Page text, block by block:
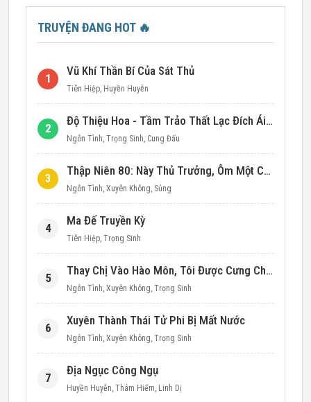
TRUYỆN ĐANG HOT 🔥
1
Vũ Khí Thần Bí Của Sát Thủ
Tiên Hiệp, Huyền Huyễn
2
Độ Thiệu Hoa - Tầm Trảo Thất Lạc Đích Ái Tình
Ngôn Tình, Trọng Sinh, Cung Đấu
3
Thập Niên 80: Này Thủ Trưởng, Ôm Một Cái Đi!
Ngôn Tình, Xuyên Không, Sủng
4
Ma Đế Truyền Kỳ
Tiên Hiệp, Trọng Sinh
5
Thay Chị Vào Hào Môn, Tôi Được Cưng Chiều Hết Mực (Thập Niên 90)
Ngôn Tình, Xuyên Không, Trọng Sinh
6
Xuyên Thành Thái Tử Phi Bị Mất Nước
Ngôn Tình, Xuyên Không, Trọng Sinh
7
Địa Ngục Công Ngụ
Huyền Huyễn, Thám Hiểm, Linh Dị